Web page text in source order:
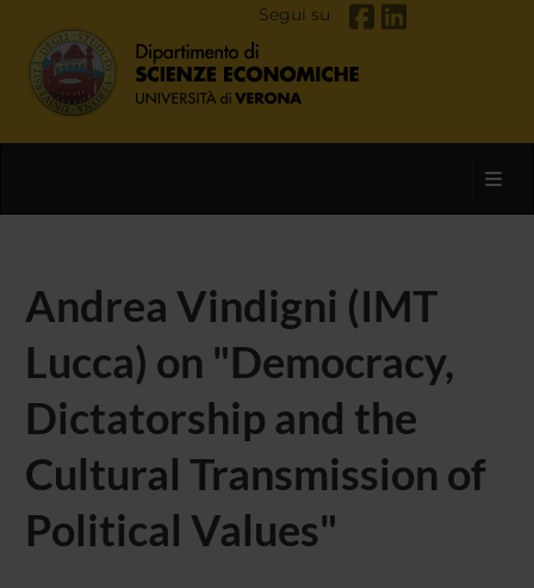
Segui su
Andrea Vindigni (IMT
Lucca) on "Democracy,
Dictatorship and the
Cultural Transmission of
Political Values"